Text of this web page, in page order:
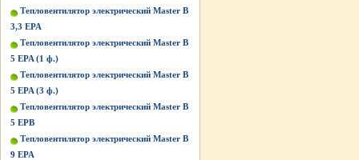
Тепловентилятор электрический Master B
3,3 EPA
Тепловентилятор электрический Master B
5 EPA (1 ф.)
Тепловентилятор электрический Master B
5 EPA (3 ф.)
Тепловентилятор электрический Master B
5 EPB
Тепловентилятор электрический Master B
9 EPA